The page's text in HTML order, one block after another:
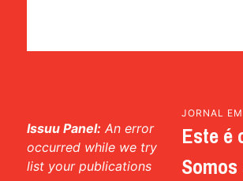
Issuu Panel: An error
occurred while we try
list your publications
JORNAL
Este é